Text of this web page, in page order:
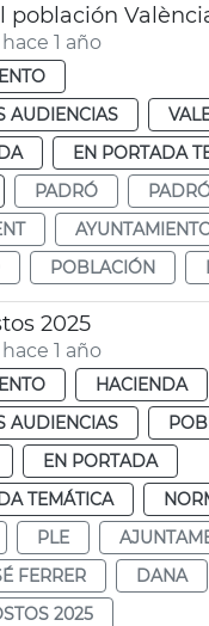
1 año
AUDIENCIAS
EN PORTADA
PADRÓ
POBLACIÓN
2025
1 año
HACIENDA
AUDIENCIAS
EN PORTADA
TEMÁTICA
PLE
FERRER
DANA
2025